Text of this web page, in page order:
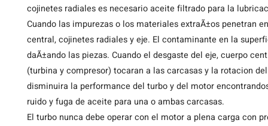
cojinetes radiales es necesario aceite filtrado para la
Cuando las impurezas o los materiales extraÃ±os penetran
central, cojinetes radiales y eje. El contaminante en la
daÃ±ando las piezas. Cuando el desgaste del eje, cuerpo
(turbina y compresor) tocaran a las carcasas y la rotacion
disminuira la performance del turbo y del motor
ruido y fuga de aceite para una o ambas carcasas.
El turbo nunca debe operar con el motor a plena carga con